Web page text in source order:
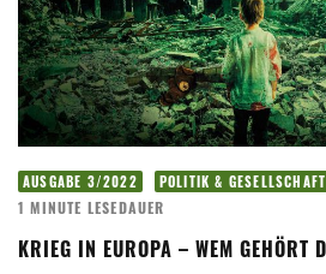
AUSGABE 3/2022 POLITIK & GESELLSCHAFT
1 MINUTE LESEDAUER
KRIEG IN EUROPA – WEM GEHÖRT